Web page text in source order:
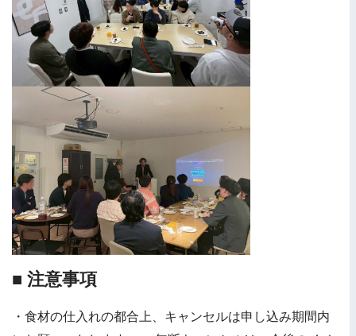
■ 注意事項
・食材の仕入れの都合上、キャンセルは申し込み期間内